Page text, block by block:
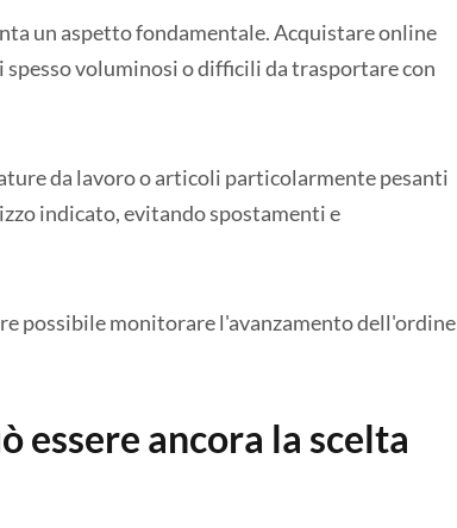
un aspetto fondamentale. Acquistare online
voluminosi o difficili da trasportare con
da lavoro o articoli particolarmente pesanti
indicato, evitando spostamenti e
possibile monitorare l'avanzamento dell'ordine
essere ancora la scelta